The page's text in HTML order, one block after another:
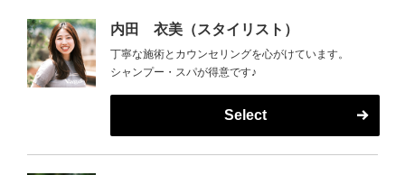
内田 衣美（スタイリスト）
丁寧な施術とカウンセリングを心がけています。
シャンプー・スパが得意です♪
Select